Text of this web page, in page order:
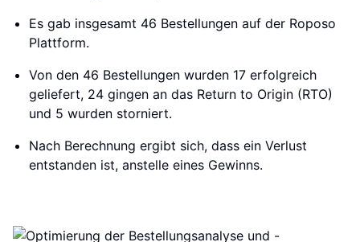
Es gab insgesamt 46 Bestellungen auf der Roposo
Plattform.
Von den 46 Bestellungen wurden 17 erfolgreich
geliefert, 24 gingen an das Return to Origin (RTO)
und 5 wurden storniert.
Nach Berechnung ergibt sich, dass ein Verlust
entstanden ist, anstelle eines Gewinns.